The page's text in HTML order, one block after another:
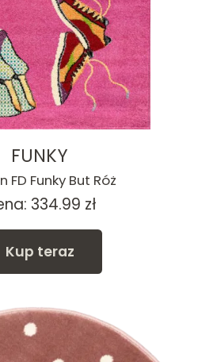
FUNKY
FD Funky But Róż
334.99 zł
Kup teraz